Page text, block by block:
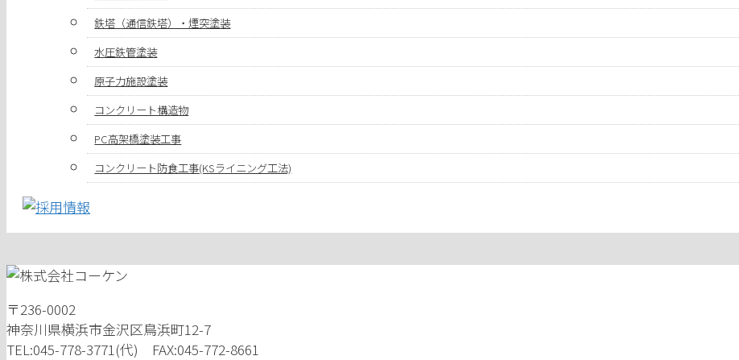
鉄塔（通信鉄塔）・煙突塗装
水圧鉄管塗装
原子力施設塗装
コンクリート構造物
PC高架橋塗装工事
コンクリート防食工事(KSライニング工法)
〒236-0002
神奈川県横浜市金沢区鳥浜町12-7
TEL:045-778-3771(代) FAX:045-772-8661